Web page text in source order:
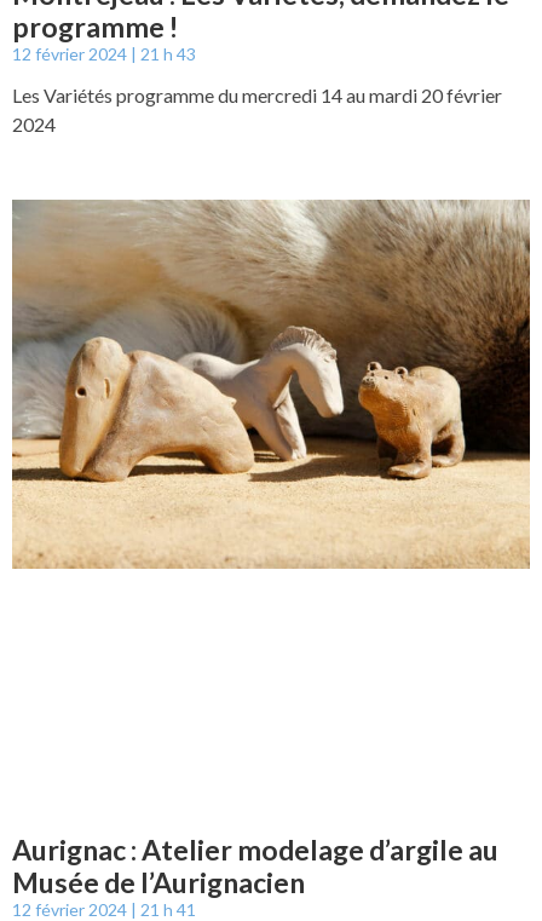
programme !
12 février 2024 21 h 43
Les Variétés programme du mercredi 14 au mardi 20 février
2024
Aurignac : Atelier modelage d’argile au
Musée de l’Aurignacien
12 février 2024 21 h 41